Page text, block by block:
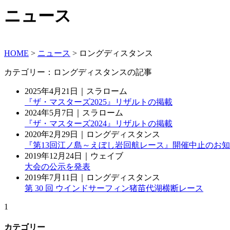
ニュース
HOME > ニュース > ロングディスタンス
カテゴリー：ロングディスタンスの記事
2025年4月21日｜スラローム
『ザ・マスターズ2025』リザルトの掲載
2024年5月7日｜スラローム
『ザ・マスターズ2024』リザルトの掲載
2020年2月29日｜ロングディスタンス
『第13回江ノ島～えぼし岩回航レース』開催中止のお
2019年12月24日｜ウェイブ
大会の公示を発表
2019年7月11日｜ロングディスタンス
第 30 回 ウインドサーフィン猪苗代湖横断レース
1
カテゴリー